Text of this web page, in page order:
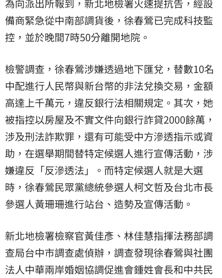
為向派出所報到，新北地檢署火速提抗告，經設
備商緊急從中南部調貨後，徐春鶯已完成科技監
控，並於晚間7時50分離開地院。
檢警調查，徐春鶯涉嫌透過地下匯兌，替數10名
中配進行人民幣與新台幣的非法兌換交易，金額
高達上千萬元，違反銀行法相關規定。其次，她
被指控以房屋及不實文件向銀行詐貸2000餘萬，
涉及刑法詐欺罪，還有可能受中方滲透指示或資
助，在選舉期間替特定候選人進行宣傳活動，涉
嫌違反「反滲透法」。而特定候選人就是大選
時，徐春鶯民眾黨總統參選人柯文哲及台北市長
參選人黃珊珊進行站台、造勢及宣傳活動。
新北地檢署檢察官黃佳彥、林佳慧指揮法務部調
查局台中市調查處偵辦，調查發現徐春鶯與社團
法人中華兩岸婚姻協調促進會鍾姓會長和中共民